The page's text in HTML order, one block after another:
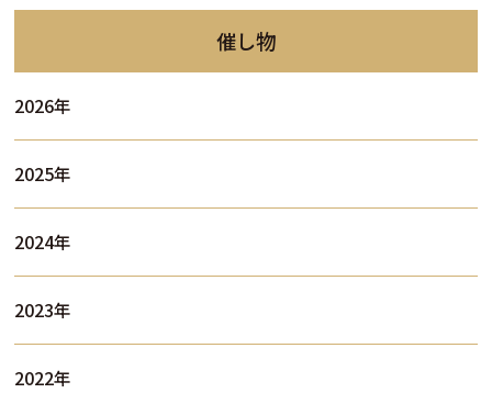
催し物
2026年
2025年
2024年
2023年
2022年